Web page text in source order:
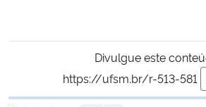
Divulgue este
https://ufsm.br/r-513-581